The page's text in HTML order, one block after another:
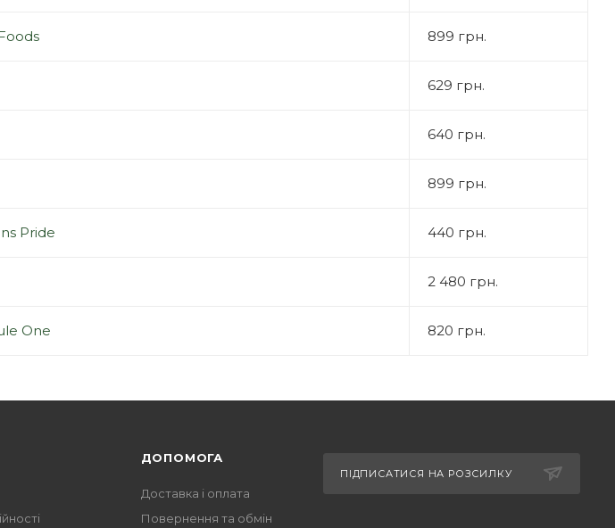
899 грн.
629 грн.
640 грн.
899 грн.
Pride 440 грн.
2 480 грн.
One 820 грн.
ДОПОМОГА
Доставка і оплата
Повернення та обмін
ПІДПИСАТИСЯ НА РОЗСИЛКУ